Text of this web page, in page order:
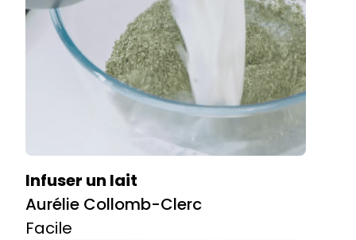
Infuser un lait
Aurélie Collomb-Clerc
Facile